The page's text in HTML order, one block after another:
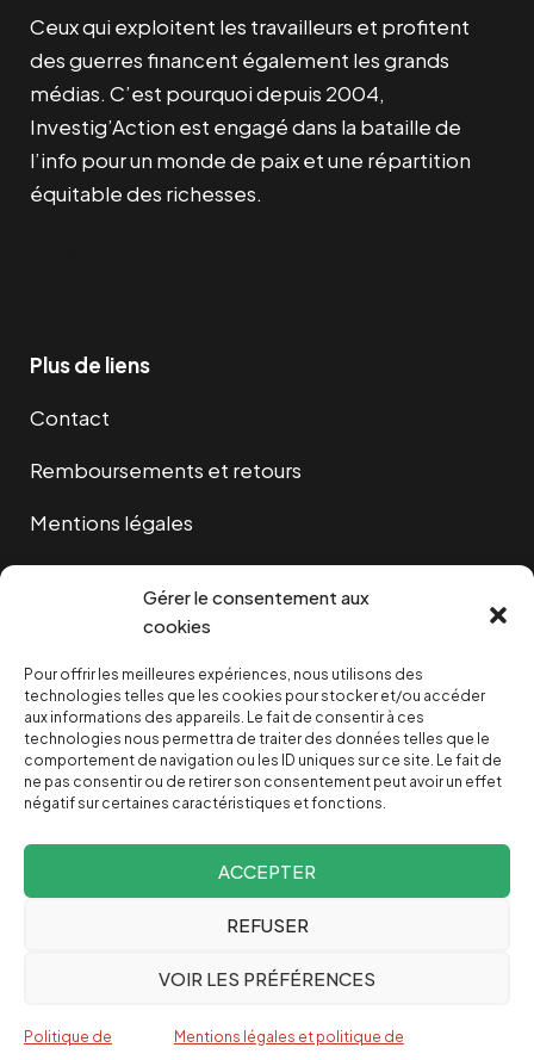
Gérer le consentement aux
cookies
Pour offrir les meilleures expériences, nous utilisons des
technologies telles que les cookies pour stocker et/ou accéder
aux informations des appareils. Le fait de consentir à ces
technologies nous permettra de traiter des données telles que le
comportement de navigation ou les ID uniques sur ce site. Le fait de
ne pas consentir ou de retirer son consentement peut avoir un effet
négatif sur certaines caractéristiques et fonctions.
ACCEPTER
REFUSER
VOIR LES PRÉFÉRENCES
Politique de Mentions légales et politique de
Ceux qui exploitent les travailleurs et profitent
des guerres financent également les grands
médias. C’est pourquoi depuis 2004,
Investig’Action est engagé dans la bataille de
l’info pour un monde de paix et une répartition
équitable des richesses.
Plus de liens
Contact
Remboursements et retours
Mentions légales
NOUS SOUTENIR
NOTRE NEWSLETTER
pour le changer
Espagnol